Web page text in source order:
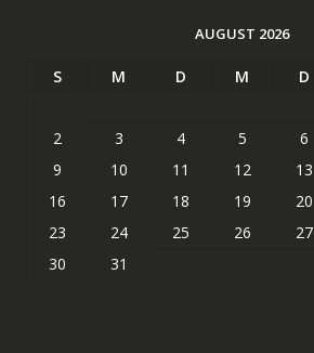
AUGUST 2026
S M D M D
2
3 4 5 6
9
10 11 12 13
16
17 18 19 20
23
24 25 26 27
30
31